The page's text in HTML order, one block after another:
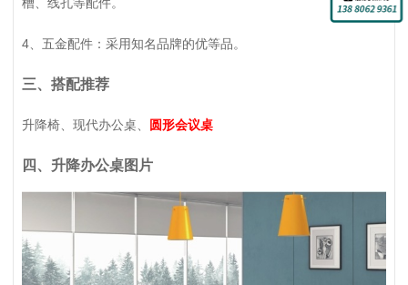
4、五金配件：采用知名品牌的优等品。
三、搭配推荐
升降椅、现代办公桌、 圆形会议桌
四、升降办公桌图片